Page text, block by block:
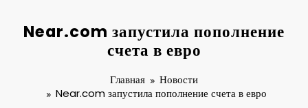
Near.com запустила пополнение
счета в евро
Главная
Новости
Near.com запустила пополнение счета в евро